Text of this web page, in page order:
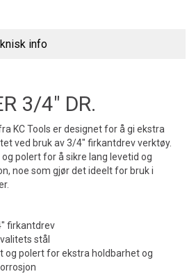
info
3/4" DR.
KC Tools er designet for å gi ekstra
ved bruk av 3/4" firkantdrev verktøy.
polert for å sikre lang levetid og
noe som gjør det ideelt for bruk i
firkantdrev
stål
og polert for ekstra holdbarhet og